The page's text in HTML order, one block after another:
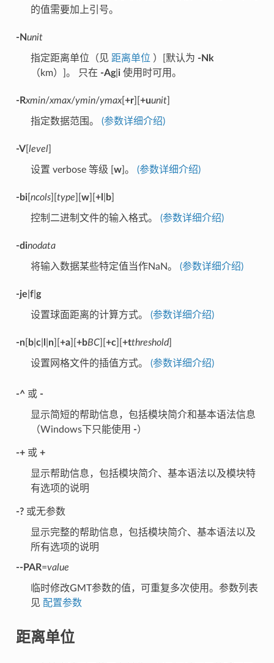
的值需要加上引号。
-Nunit
指定距离单位（见 距离单位 ）[默认为 -Nk
（km）]。 只在 -Ag|i使用时可用。
-Rxmin/xmax/ymin/ymax[ +r][ +uunit]
指定数据范围。 (参数详细介绍)
-V[ level]
设置 verbose 等级 [ w]。 (参数详细介绍)
-bi[ ncols][ type w][ +l b]
控制二进制文件的输入格式。 (参数详细介绍)
-dinodata
将输入数据某些特定值当作NaN。 (参数详细介绍)
-je f| g
设置球面距离的计算方式。 (参数详细介绍)
-n[ b| c| n][ +a][ +bBC][ +c][ +tthreshold]
设置网格文件的插值方式。 (参数详细介绍)
-^或 -
显示简短的帮助信息，包括模块简介和基本语法信息
（Windows下只能使用 -）
-+或 +
显示帮助信息，包括模块简介、基本语法以及模块特
有选项的说明
-?或无参数
显示完整的帮助信息，包括模块简介、基本语法以及
所有选项的说明
--PAR=value
临时修改GMT参数的值，可重复多次使用。参数列表
见 配置参数
距离单位